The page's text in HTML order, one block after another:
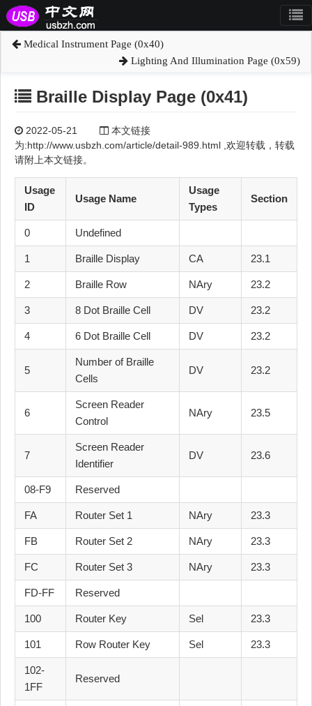
Medical Instrument Page (0x40)
Lighting And Illumination Page (0x59)
Braille Display Page (0x41)
2022-05-21
本文链接
为:http://www.usbzh.com/article/detail-989.html ,欢迎转载，转载
请附上本文链接。
Usage
ID
Usage Name
Usage
Types
Section
0 Undefined
1 Braille Display CA 23.1
2 Braille Row NAry 23.2
3 8 Dot Braille Cell DV 23.2
4 6 Dot Braille Cell DV 23.2
5
Number of Braille
Cells
DV 23.2
6
Screen Reader
Control
NAry 23.5
7
Screen Reader
Identifier
DV 23.6
08-F9 Reserved
FA Router Set 1 NAry 23.3
FB Router Set 2 NAry 23.3
FC Router Set 3 NAry 23.3
FD-FF Reserved
100 Router Key Sel 23.3
101 Row Router Key Sel 23.3
102-
1FF
Reserved